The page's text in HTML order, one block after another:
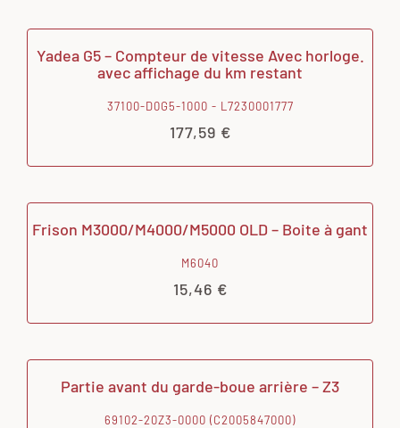
Yadea G5 – Compteur de vitesse Avec horloge.
avec affichage du km restant
37100-D0G5-1000 - L7230001777
177,59 €
Frison M3000/M4000/M5000 OLD – Boite à gant
M6040
15,46 €
Partie avant du garde-boue arrière – Z3
69102-20Z3-0000 (C2005847000)